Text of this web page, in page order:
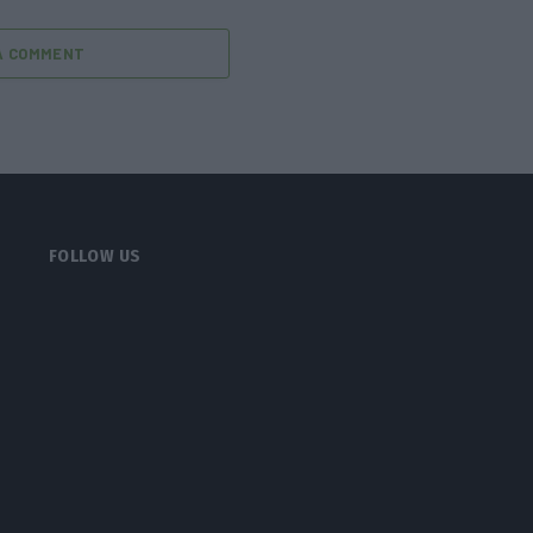
COMMENT
FOLLOW US